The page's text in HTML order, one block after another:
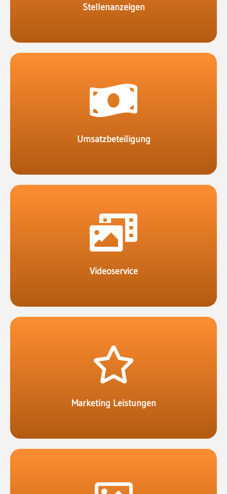
Stellenanzeigen
Umsatzbeteiligung
veröffentlichen und beim Verkauf erhältst du
eine Umsatzbeteiligung.
Videoservice
Veröffentliche Videos gegen eine Gebühr auf
deinem Portal.
Marketing Leistungen
Du bist Fit im Marketing? Dann biete Firmen auf
deinem Portal deine Leistungen dazu an.